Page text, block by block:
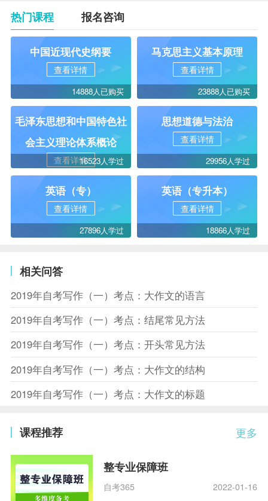
热门课程 报名咨询
中国近现代史纲要
查看详情
14888人已购买
马克思主义基本原理
查看详情
23888人已购买
毛泽东思想和中国特色社
会主义理论体系概论
查看详情16523人学过
思想道德与法治
查看详情
29956人学过
英语（专）
查看详情
27896人学过
英语（专升本）
查看详情
18866人学过
相关问答
2019年自考写作（一）考点：大作文的语言
2019年自考写作（一）考点：结尾常见方法
2019年自考写作（一）考点：开头常见方法
2019年自考写作（一）考点：大作文的结构
2019年自考写作（一）考点：大作文的标题
更多
课程推荐
整专业保障班
自考365 2022-01-16